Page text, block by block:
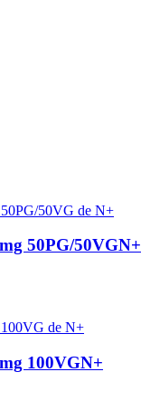
50PG/50VGN+
100VGN+